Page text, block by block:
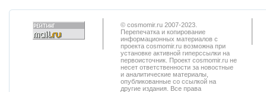
© cosmomir.ru 2007-2023.
Перепечатка и копирование
информационных материалов с
проекта cosmomir.ru возможна при
установке активной гиперссылки на
первоисточник. Проект cosmomir.ru не
несет ответственности за новостные
и аналитические материалы,
опубликованные со ссылкой на
другие издания. Все права